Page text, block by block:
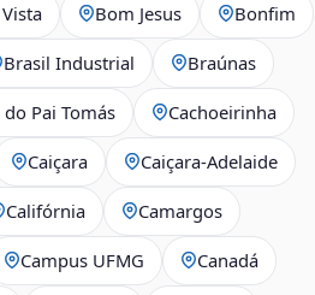
Bom Jesus Bonfim
Brasil Industrial Braúnas
do Pai Tomás Cachoeirinha
Caiçara Caiçara-Adelaide
Califórnia Camargos
Campus UFMG Canadá